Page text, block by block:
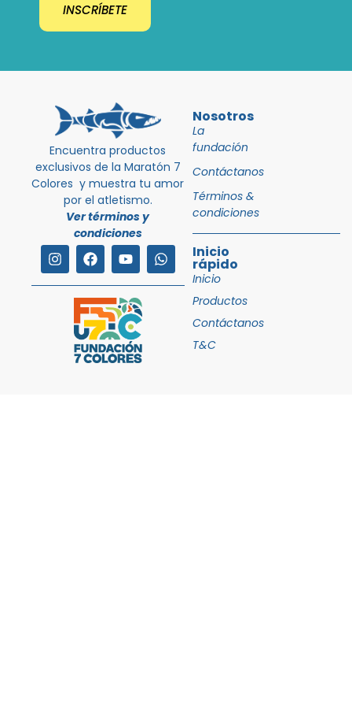
INSCRÍBETE
Encuentra productos
exclusivos de la Maratón 7
Colores y muestra tu amor
por el atletismo.
Ver términos y
condiciones
Nosotros
La
fundación
Contáctanos
Términos &
condiciones
Inicio
rápido
Inicio
Productos
Contáctanos
T&C